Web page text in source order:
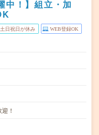
中！】組立・加
土日祝日が休み WEB登録OK
！